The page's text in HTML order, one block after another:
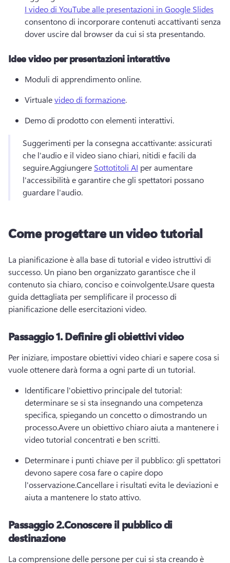
I video di YouTube alle presentazioni in Google Slides
consentono di incorporare contenuti accattivanti senza
dover uscire dal browser da cui si sta presentando.
Idee video per presentazioni interattive
Moduli di apprendimento online.
Virtuale video di formazione.
Demo di prodotto con elementi interattivi.
Suggerimenti per la consegna accattivante: assicurati
che l'audio e il video siano chiari, nitidi e facili da
seguire.Aggiungere Sottotitoli AI per aumentare
l'accessibilità e garantire che gli spettatori possano
guardare l'audio.
Come progettare un video tutorial
La pianificazione è alla base di tutorial e video istruttivi di
successo. Un piano ben organizzato garantisce che il
contenuto sia chiaro, conciso e coinvolgente.Usare questa
guida dettagliata per semplificare il processo di
pianificazione delle esercitazioni video.
Passaggio 1.Definire gli obiettivi video
Per iniziare, impostare obiettivi video chiari e sapere cosa si
vuole ottenere darà forma a ogni parte di un tutorial.
Identificare l'obiettivo principale del tutorial:
determinare se si sta insegnando una competenza
specifica, spiegando un concetto o dimostrando un
processo.Avere un obiettivo chiaro aiuta a mantenere i
video tutorial concentrati e ben scritti.
Determinare i punti chiave per il pubblico: gli spettatori
devono sapere cosa fare o capire dopo
l'osservazione.Cancellare i risultati evita le deviazioni e
aiuta a mantenere lo stato attivo.
Passaggio 2.Conoscere il pubblico di
destinazione
La comprensione delle persone per cui si sta creando è